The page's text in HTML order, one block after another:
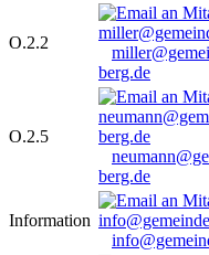
O.2.2
berg.de
O.2.5
berg.de
Information